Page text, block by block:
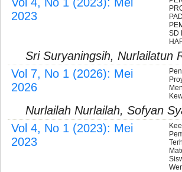
2023
SD
Sri Suryaningsih, Nurlailatun
Vol 7, No 1 (2026): Mei
2026
Nurlailah Nurlailah, Sofyan
Vol 4, No 1 (2023): Mei
2023